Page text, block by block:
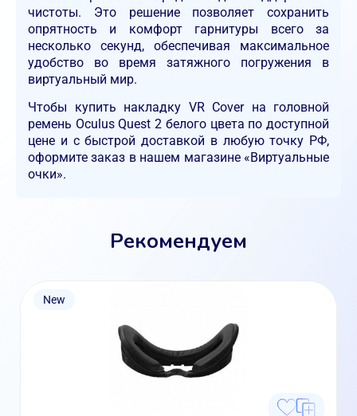
чистоты. Это решение позволяет сохранить
опрятность и комфорт гарнитуры всего за
несколько секунд, обеспечивая максимальное
удобство во время затяжного погружения в
виртуальный мир.
Чтобы купить накладку VR Cover на головной
ремень Oculus Quest 2 белого цвета по доступной
цене и с быстрой доставкой в любую точку РФ,
оформите заказ в нашем магазине «Виртуальные
очки».
Рекомендуем
New